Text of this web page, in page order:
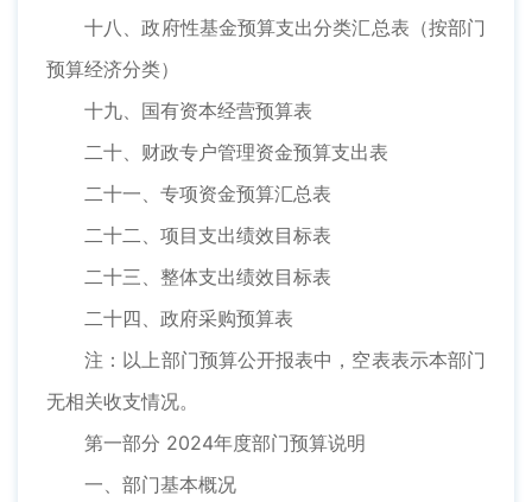
十八、政府性基金预算支出分类汇总表（按部门
预算经济分类）
十九、国有资本经营预算表
二十、财政专户管理资金预算支出表
二十一、专项资金预算汇总表
二十二、项目支出绩效目标表
二十三、整体支出绩效目标表
二十四、政府采购预算表
注：以上部门预算公开报表中，空表表示本部门
无相关收支情况。
第一部分 2024年度部门预算说明
一、部门基本概况